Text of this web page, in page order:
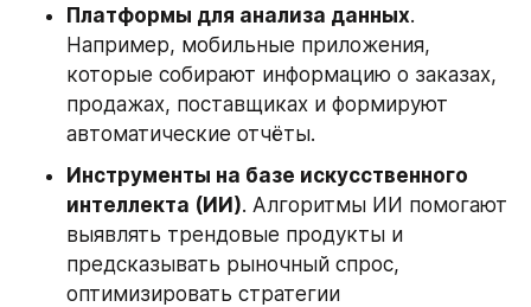
Платформы для анализа данных.
Например, мобильные приложения,
которые собирают информацию о заказах,
продажах, поставщиках и формируют
автоматические отчёты.
Инструменты на базе искусственного
интеллекта (ИИ). Алгоритмы ИИ помогают
выявлять трендовые продукты и
предсказывать рыночный спрос,
оптимизировать стратегии